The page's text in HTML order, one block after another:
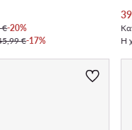
€-20%
€-17%
Η